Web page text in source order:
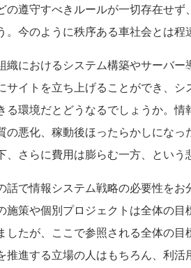
の遵守すべきルールが一切存在せ
。今のように秩序ある車社会とは程
織におけるシステム構築やサーバ
サイトを立ち上げることができ、
る環境だとどうなるでしょうか。情
の悪化、稼動後ほったらかしにな
、さらに費用は膨らむ一方、という
話で情報システム戦略の必要性をお
施策や個別プロジェクトは全体の
したが、ここで参照される全体の
推進する立場の人はもちろん、利